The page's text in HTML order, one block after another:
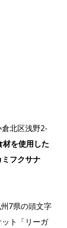
倉北区浅野2-
を使用した
フクサナ
7県の頭文字
ト「リーガ